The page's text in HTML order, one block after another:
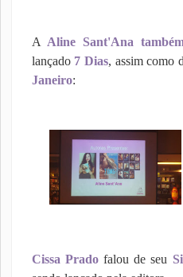
A Aline Sant'Ana
lançado 7 Dias, assim como
Janeiro:
Cissa Pradofalou de seu